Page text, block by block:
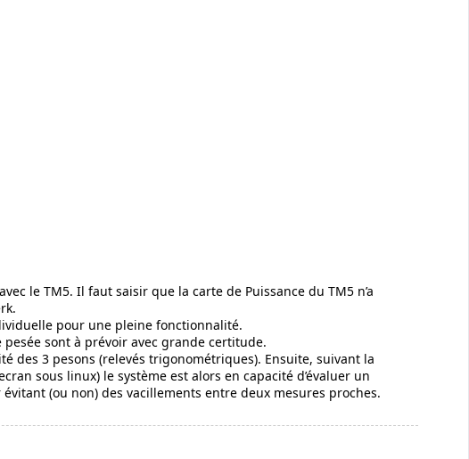
le TM5. Il faut saisir que la carte de Puissance du TM5 n’a
pour une pleine fonctionnalité.
sont à prévoir avec grande certitude.
des 3 pesons (relevés trigonométriques). Ensuite, suivant la
sous linux) le système est alors en capacité d’évaluer un
(ou non) des vacillements entre deux mesures proches.